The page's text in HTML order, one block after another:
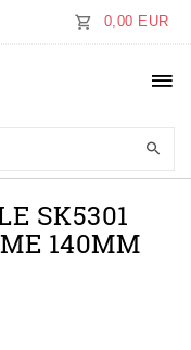
0,00 EUR
SK5301
140MM